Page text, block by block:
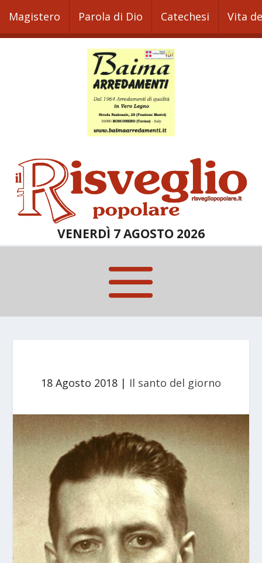
Magistero Parola di Dio Catechesi Vita
VENERDÌ 7 AGOSTO 2026
18 Agosto 2018 | Il santo del giorno